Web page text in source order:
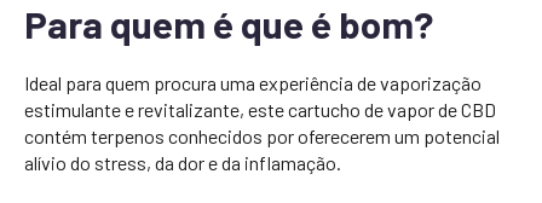
Para quem é que é bom?
Ideal para quem procura uma experiência de vaporização
estimulante e revitalizante, este cartucho de vapor de CBD
contém terpenos conhecidos por oferecerem um potencial
alívio do stress, da dor e da inflamação.